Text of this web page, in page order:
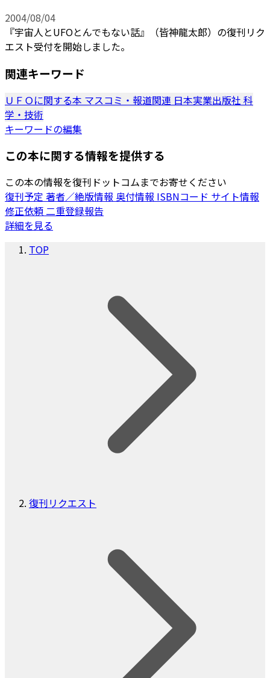
2004/08/04
『宇宙人とUFOとんでもない話』（皆神龍太郎）の復刊リク
エスト受付を開始しました。
関連キーワード
ＵＦＯに関する本 マスコミ・報道関連 日本実業出版社 科
学・技術
キーワードの編集
この本に関する情報を提供する
この本の情報を復刊ドットコムまでお寄せください
復刊予定 著者／絶版情報 奥付情報 ISBNコード サイト情報
修正依頼二重登録報告
詳細を見る
TOP
復刊リクエスト